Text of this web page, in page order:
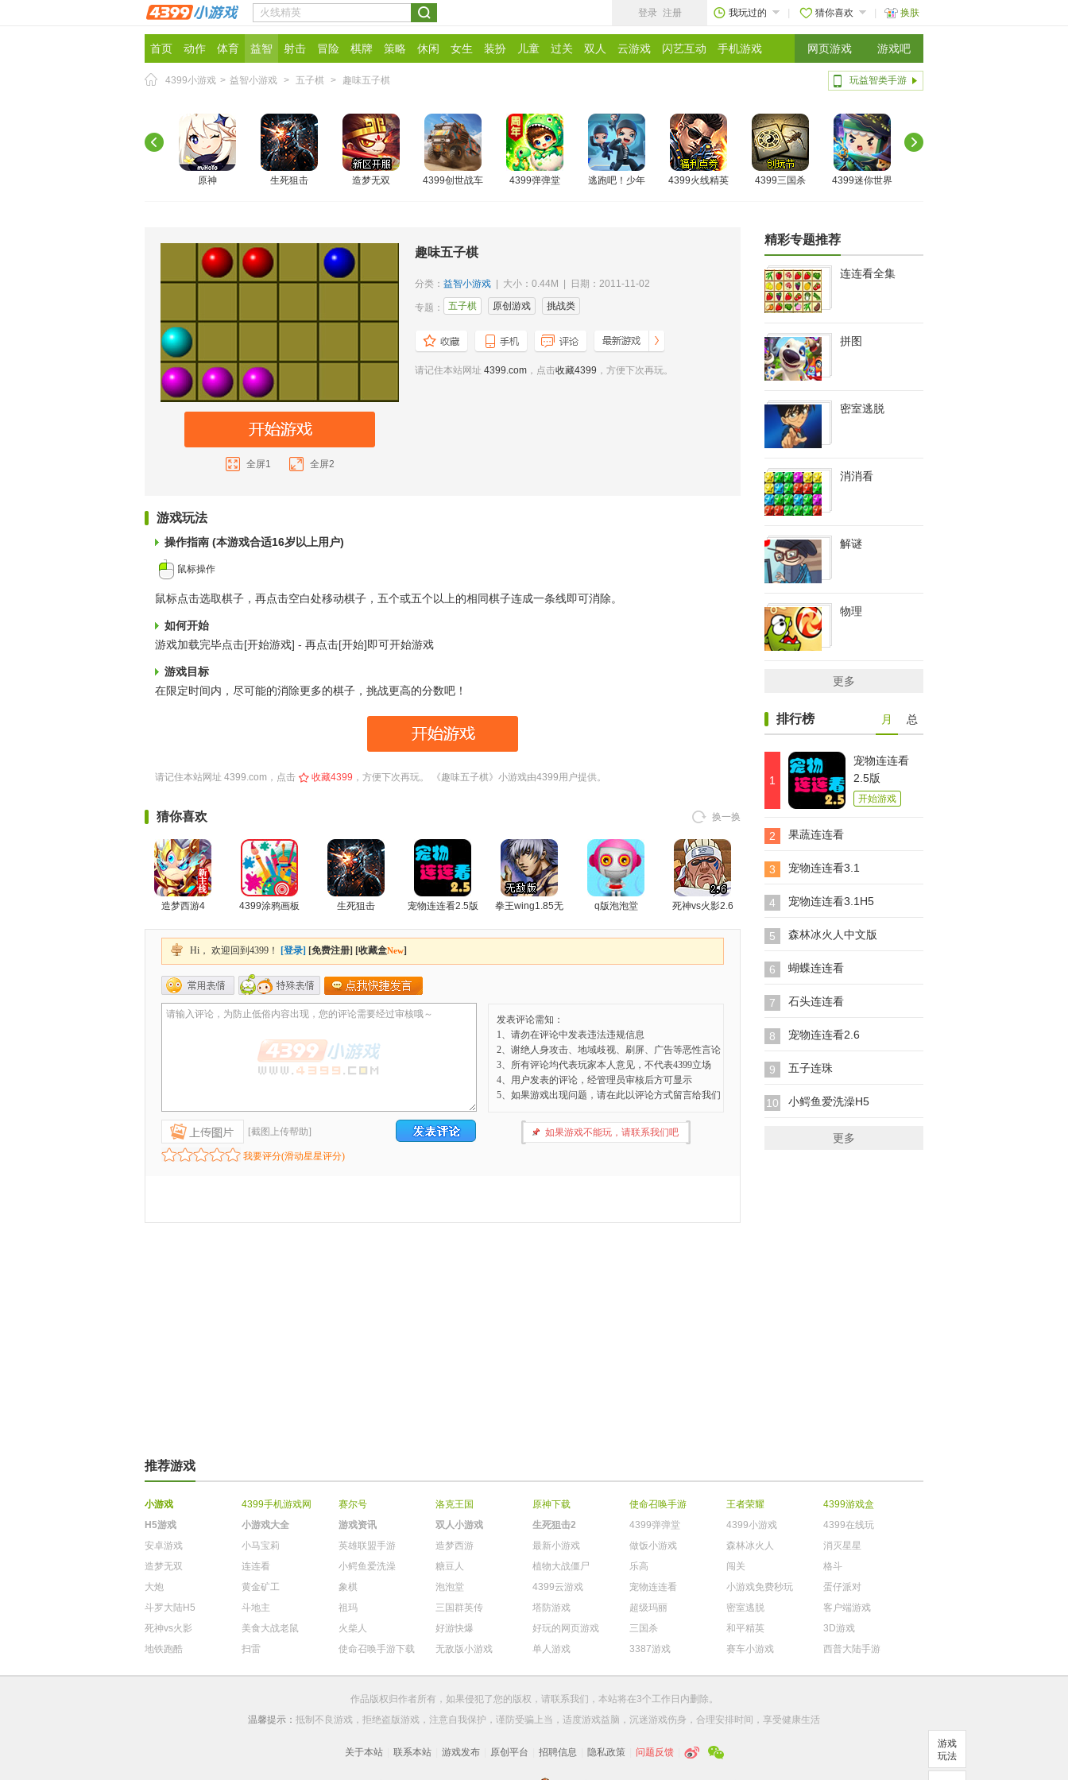
登录 注册 我玩过的 猜你喜欢 换肤
首页 动作 体育 益智 射击 冒险 棋牌 策略 休闲 女生 装扮 儿童 过关 双人 云游戏 闪艺互动 手机游戏 网页游戏 游戏吧
4399小游戏 > 益智小游戏 > 五子棋 > 趣味五子棋 玩益智类手游
原神 生死狙击 造梦无双 4399创世战车 4399弹弹堂 逃跑吧！少年 4399火线精英 4399三国杀 4399迷你世界
全屏1 全屏2
趣味五子棋
分类： 益智小游戏 | 大小：0.44M | 日期：2011-11-02
专题： 五子棋 原创游戏 挑战类
请记住本站网址 4399.com ，点击收藏4399 ，方便下次再玩。
游戏玩法
操作指南 (本游戏合适16岁以上用户)
鼠标操作
鼠标点击选取棋子，再点击空白处移动棋子，五个或五个以上的相同棋子连成一条线即可消除。
如何开始
游戏加载完毕点击[开始游戏] - 再点击[开始]即可开始游戏
游戏目标
在限定时间内，尽可能的消除更多的棋子，挑战更高的分数吧！
请记住本站网址 4399.com ，点击 收藏4399 ，方便下次再玩。 《趣味五子棋》小游戏由4399用户提供。
猜你喜欢 换一换
造梦西游4 4399涂鸦画板 生死狙击 宠物连连看2.5版
拳王wing1.85无
q版泡泡堂 死神vs火影2.6
精彩专题推荐
连连看全集
拼图
密室逃脱
消消看
解谜
物理
更多
排行榜 月 总
1
宠物连连看
2.5版
开始游戏
2 果蔬连连看
3 宠物连连看3.1
4 宠物连连看3.1H5
5 森林冰火人中文版
6 蝴蝶连连看
7 石头连连看
8 宠物连连看2.6
9 五子连珠
10 小鳄鱼爱洗澡H5
更多
推荐游戏
小游戏 4399手机游戏网 赛尔号 洛克王国 原神下载 使命召唤手游 王者荣耀
4399游戏盒
H5游戏
小游戏大全 游戏资讯 双人小游戏 生死狙击2 4399弹弹堂 4399小游戏
4399在线玩
安卓游戏
小马宝莉 英雄联盟手游 造梦西游 最新小游戏 做饭小游戏 森林冰火人
消灭星星
造梦无双
连连看 小鳄鱼爱洗澡 糖豆人 植物大战僵尸 乐高 闯关
格斗
大炮
黄金矿工 象棋 泡泡堂 4399云游戏 宠物连连看 小游戏免费秒玩
蛋仔派对
斗罗大陆H5
斗地主 祖玛 三国群英传 塔防游戏 超级玛丽 密室逃脱
客户端游戏
死神vs火影
美食大战老鼠 火柴人 好游快爆 好玩的网页游戏 三国杀 和平精英
3D游戏
地铁跑酷
扫雷 使命召唤手游下载 无敌版小游戏 单人游戏 3387游戏 赛车小游戏 西普大陆手游
游戏
玩法
作品版权归作者所有，如果侵犯了您的版权，请联系我们 ，本站将在3个工作日内删除。
温馨提示： 抵制不良游戏，拒绝盗版游戏，注意自我保护，谨防受骗上当，适度游戏益脑，沉迷游戏伤身，合理安排时间，享受健康生活
关于本站 联系本站 游戏发布 原创平台 招聘信息 隐私政策 问题反馈